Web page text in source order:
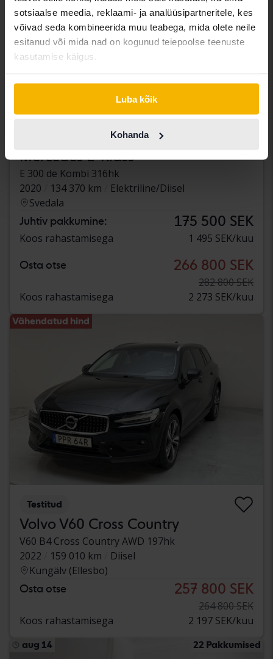
sotsiaalse meedia, reklaami- ja analüüsipartneritele, kes
võivad seda kombineerida muu teabega, mida olete neile
esitanud või mida nad on kogunud teiepoolse teenuste
kasutamise käigus.
Luba kõik
Kohanda
Mercedes E-Klass
E 300 de Kombi 316hk
2020
134 370 km
Elektriline/Diisel
Svedala
Juhtiv pakkumine: 175 500 SEK
Koos rahastamisega 1 495 SEK/kuu
Osta otse 266 800 SEK
282 800 SEK
Koos rahastamisega
2 273 SEK/kuu
Vähendatud hind
Testitud
Volvo V60 Cross Country
V60 B4 Cross Country AWD 197hk
2022
159 010 km
Diisel
Kungälv (Ellesbo)
Osta otse 257 800 SEK
264 800 SEK
Koos rahastamisega
2 197 SEK/kuu
aug 14 22 Pakkumised